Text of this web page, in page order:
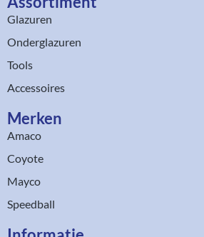
Glazuren
Onderglazuren
Tools
Accessoires
Merken
Amaco
Coyote
Mayco
Speedball